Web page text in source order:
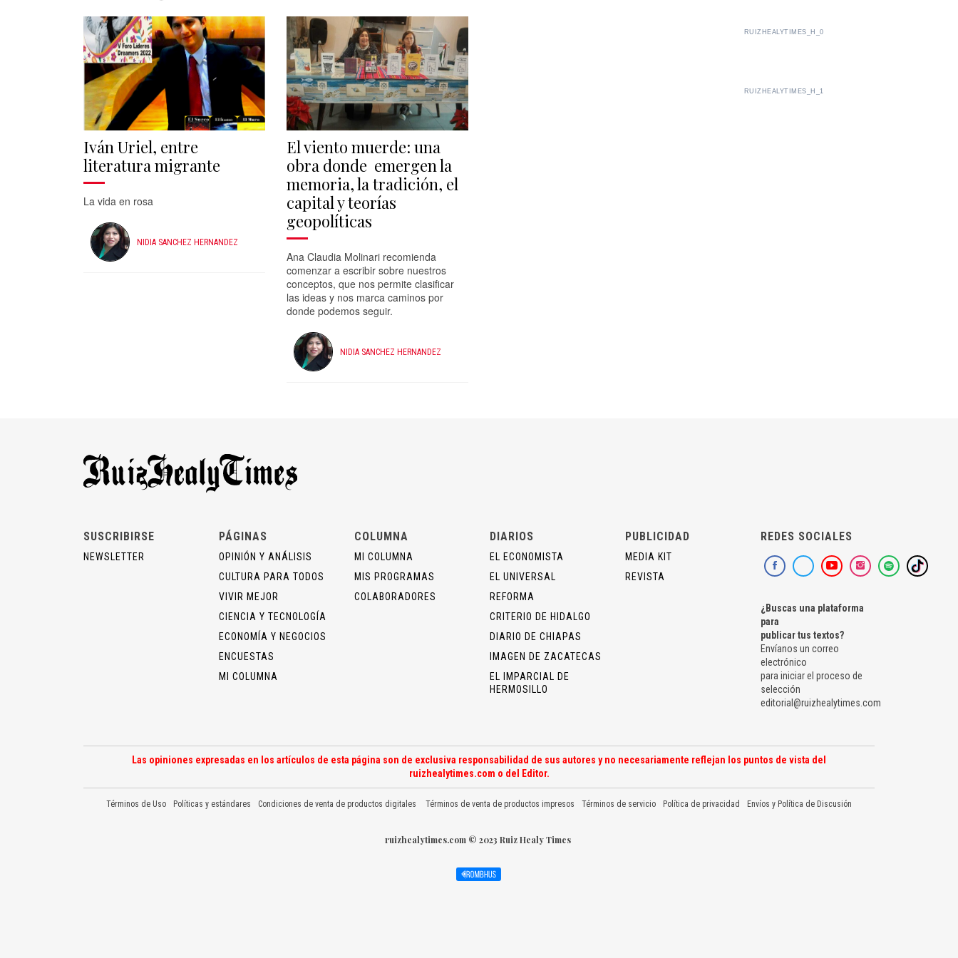
Iván Uriel, entre
literatura migrante
La vida en rosa
NIDIA SANCHEZ HERNANDEZ
El viento muerde: una
obra donde emergen la
memoria, la tradición, el
capital y teorías
geopolíticas
Ana Claudia Molinari recomienda
comenzar a escribir sobre nuestros
conceptos, que nos permite clasificar
las ideas y nos marca caminos por
donde podemos seguir.
NIDIA SANCHEZ HERNANDEZ
RUIZHEALYTIMES_H_0
RUIZHEALYTIMES_H_1
SUSCRIBIRSE
NEWSLETTER
PÁGINAS
OPINIÓN Y ANÁLISIS
CULTURA PARA TODOS
VIVIR MEJOR
CIENCIA Y TECNOLOGÍA
ECONOMÍA Y NEGOCIOS
ENCUESTAS
MI COLUMNA
COLUMNA
MI COLUMNA
MIS PROGRAMAS
COLABORADORES
DIARIOS
EL ECONOMISTA
EL UNIVERSAL
REFORMA
CRITERIO DE HIDALGO
DIARIO DE CHIAPAS
IMAGEN DE ZACATECAS
EL IMPARCIAL DE
HERMOSILLO
PUBLICIDAD
MEDIA KIT
REVISTA
REDES SOCIALES
¿Buscas una plataforma
para
publicar tus textos?
Envíanos un correo
electrónico
para iniciar el proceso de
selección
editorial@ruizhealytimes.com
Las opiniones expresadas en los artículos de esta página son de exclusiva responsabilidad de sus autores y no necesariamente reflejan los puntos de vista del
ruizhealytimes.com o del Editor.
Términos de Uso Políticas y estándares Condiciones de venta de productos digitales Términos de venta de productos impresos Términos de servicio Política de privacidad Envíos y Política de Discusión
ruizhealytimes.com © 2023 Ruiz Healy Times